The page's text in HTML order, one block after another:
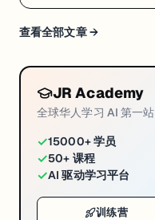
查看全部文章 →
JR Academy
全球华人学习 AI 第一站
✓15000+ 学员
✓50+ 课程
✓AI 驱动学习平台
训练营